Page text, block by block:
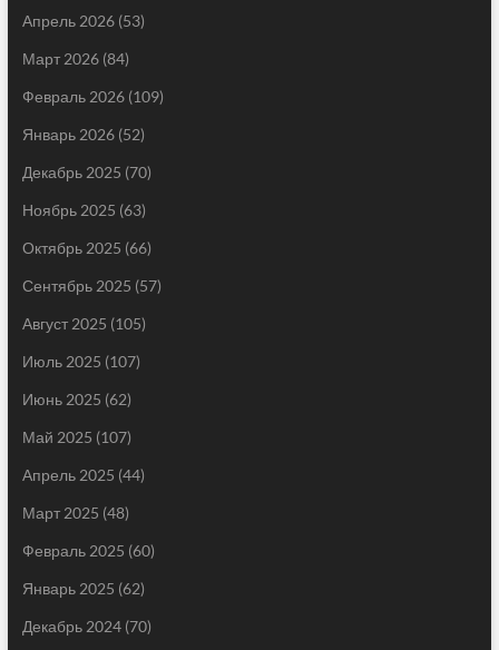
Апрель 2026(53)
Март 2026(84)
Февраль 2026(109)
Январь 2026(52)
Декабрь 2025 (70)
Ноябрь 2025 (63)
Октябрь 2025 (66)
Сентябрь 2025 (57)
Август 2025 (105)
Июль 2025 (107)
Июнь 2025 (62)
Май 2025 (107)
Апрель 2025 (44)
Март 2025 (48)
Февраль 2025 (60)
Январь 2025 (62)
Декабрь 2024(70)